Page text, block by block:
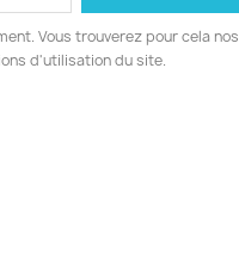
Vous trouverez pour cela nos
d'utilisation du site.